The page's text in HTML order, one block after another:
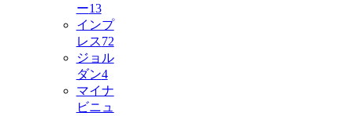
ー13
インプ
レス72
ジョル
ダン4
マイナ
ビニュ